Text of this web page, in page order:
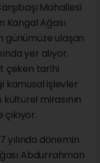
Mahallesi
Kangal Ağası
günümüze ulaşan
yer alıyor.
çeken tarihi
kamusal işlevler
mirasının
yılında dönemin
Abdurrahman